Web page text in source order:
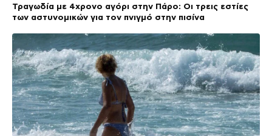
Τραγωδία με 4χρονο αγόρι στην Πάρο: Οι τρεις εστίες
των αστυνομικών για τον πνιγμό στην πισίνα